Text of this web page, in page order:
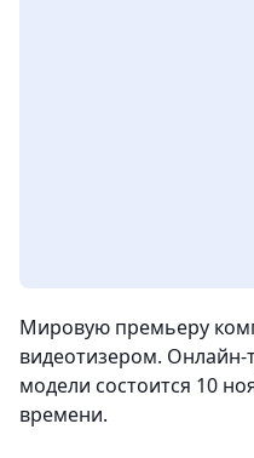
Мировую премьеру
видеотизером. Онлайн-
модели состоится 10
времени.